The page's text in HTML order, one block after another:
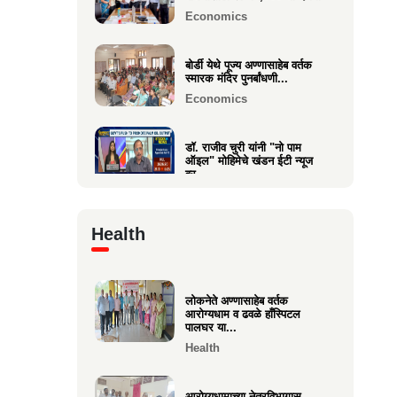
माहीम
Business
Economics
बोर्डी येथे पूज्य अण्णासाहेब वर्तक
स्मारक मंदिर पुनर्बांधणी...
Economics
डॉ. राजीव चुरी यांनी "नो पाम
ऑइल" मोहिमेचे खंडन ईटी न्यूज
वर...
वसई विकास सहकारी बँकेचे
म...
Health
लोकनेते अण्णासाहेब वर्तक
आरोग्यधाम व ढवळे हाँस्पिटल
पालघर या...
Health